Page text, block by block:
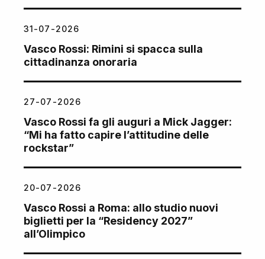
31-07-2026
Vasco Rossi: Rimini si spacca sulla
cittadinanza onoraria
27-07-2026
Vasco Rossi fa gli auguri a Mick Jagger:
“Mi ha fatto capire l’attitudine delle
rockstar”
20-07-2026
Vasco Rossi a Roma: allo studio nuovi
biglietti per la “Residency 2027”
all’Olimpico